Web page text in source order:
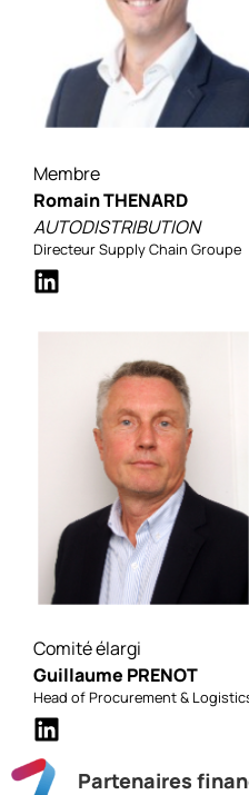
Membre
Romain THENARD
AUTODISTRIBUTION
Directeur Supply Chain Groupe
Comité élargi
Guillaume PRENOT
Head of Procurement &
Partenaires